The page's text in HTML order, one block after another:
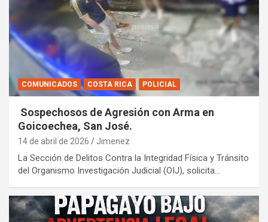
COMUNICADOS COSTA RICA POLICIAL
Sospechosos de Agresión con Arma en
Goicoechea, San José.
14 de abril de 2026 Jimenez
La Sección de Delitos Contra la Integridad Física y Tránsito
del Organismo Investigación Judicial (OIJ), solicita…